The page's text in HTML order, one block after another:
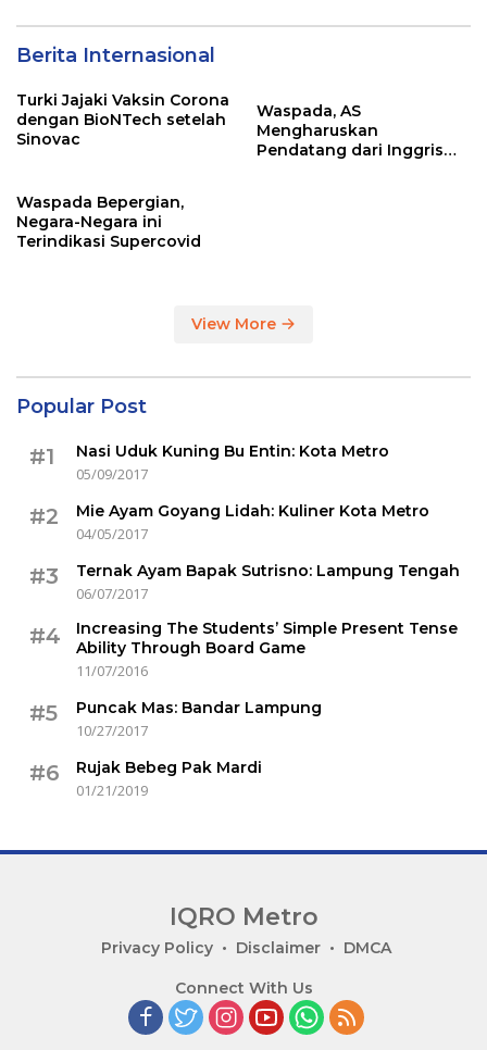
Berita Internasional
Turki Jajaki Vaksin Corona
dengan BioNTech setelah
Sinovac
Waspada, AS
Mengharuskan
Pendatang dari Inggris
Waspada Bepergian,
Negara-Negara ini
Terindikasi Supercovid
View More
Popular Post
#1
Nasi Uduk Kuning Bu Entin: Kota Metro
05/09/2017
#2
Mie Ayam Goyang Lidah: Kuliner Kota Metro
04/05/2017
#3
Ternak Ayam Bapak Sutrisno: Lampung Tengah
06/07/2017
#4
Increasing The Students’ Simple Present Tense
Ability Through Board Game
11/07/2016
#5
Puncak Mas: Bandar Lampung
10/27/2017
#6
Rujak Bebeg Pak Mardi
01/21/2019
IQRO Metro
Privacy Policy Disclaimer DMCA
Connect With Us